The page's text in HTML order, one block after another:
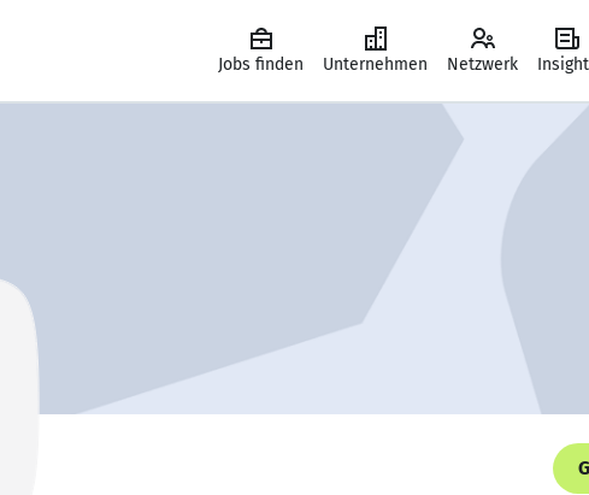
Jobs finden Unternehmen Netzwerk